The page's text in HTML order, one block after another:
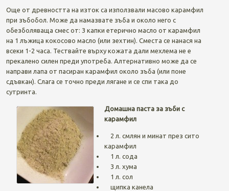
Още от древността на изток са използвали масово карамфил
при зъбобол. Може да намазвате зъба и около него с
обезболяваща смес от: 3 капки етерично масло от карамфил
на 1 лъжица кокосово масло (или зехтин). Сместа се нанася на
всеки 1-2 часа. Тествайте върху кожата дали мехлема не е
прекалено силен преди употреба. Алтернативно може да се
направи лапа от пасиран карамфил около зъба (или поне
сдъвкан). Слага се точно преди лягане и се спи така до
сутринта.
Домашна паста за зъби с
карамфил
2 л. смлян и минат през сито
карамфил
1 л. сода
3 л. хума
1 л. сол
щипка канела